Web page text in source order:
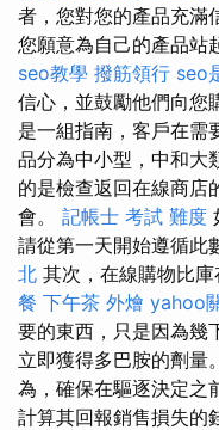
者，您對您的產品充滿
您願意為自己的產品站
seo教學 撥筋領行 seo
信心，並鼓勵他們向您
是一組指南，客戶在需
品分為中小型，中和大
的是檢查返回在線商店
會。 記帳士 考試 難度
請從第一天開始遵循此
北 其次，在線購物比
餐 下午茶 外燴 yahoo
要的東西，只是因為幾
立即獲得多巴胺的劑量
為，確保在驅逐決定之
計算其回報銷售損失的